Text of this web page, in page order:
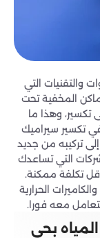
والتقنيات التي
المخفية تحت
تكسير، وهذا ما
في تكسير سيراميك
تركيبه من جديد
التي تساعدك
تكلفة ممكنة.
الحرارية
معه فورا.
بحي